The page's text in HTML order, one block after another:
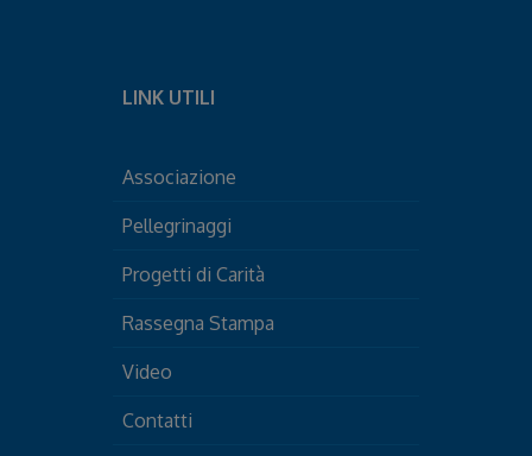
LINK UTILI
Associazione
Pellegrinaggi
Progetti di Carità
Rassegna Stampa
Video
Contatti